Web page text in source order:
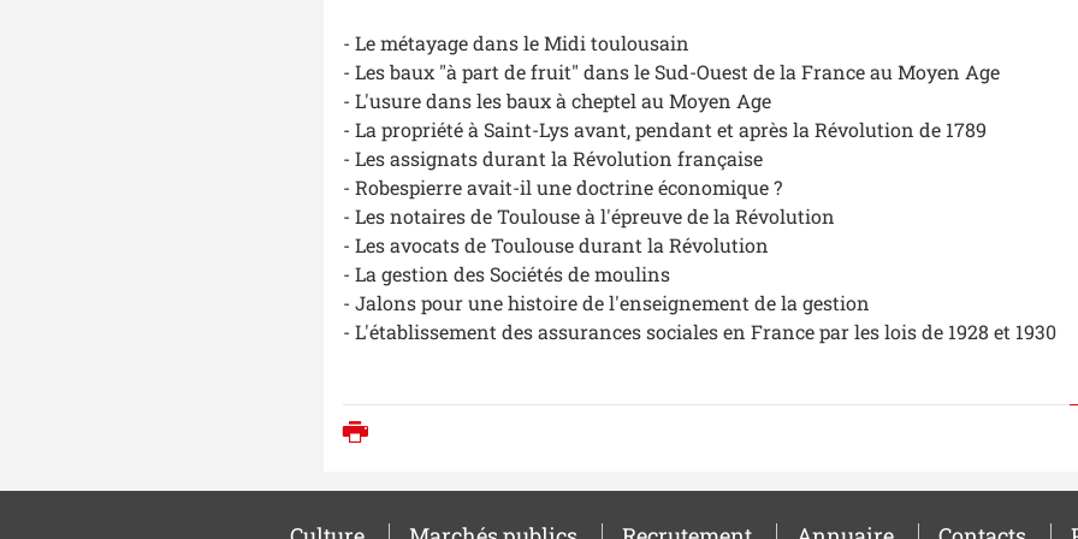
- Le métayage dans le Midi toulousain
- Les baux "à part de fruit" dans le Sud-Ouest de la France au Moyen Age
- L'usure dans les baux à cheptel au Moyen Age
- La propriété à Saint-Lys avant, pendant et après la Révolution de 1789
- Les assignats durant la Révolution française
- Robespierre avait-il une doctrine économique ?
- Les notaires de Toulouse à l'épreuve de la Révolution
- Les avocats de Toulouse durant la Révolution
- La gestion des Sociétés de moulins
- Jalons pour une histoire de l'enseignement de la gestion
- L'établissement des assurances sociales en France par les lois de 1928 et 1930